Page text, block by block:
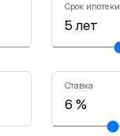
Срок ипотеки
Ставка